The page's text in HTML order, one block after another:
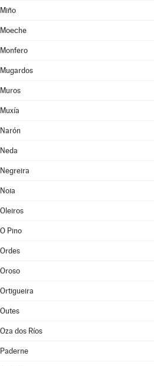
Miño
Moeche
Monfero
Mugardos
Muros
Muxía
Narón
Neda
Negreira
Noia
Oleiros
O Pino
Ordes
Oroso
Ortigueira
Outes
Oza dos Ríos
Paderne